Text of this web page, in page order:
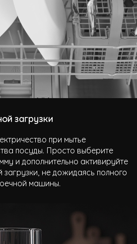
загрузки
при мытье
посуды. Просто выберите
и дополнительно активируйте
не дожидаясь полного
машины.